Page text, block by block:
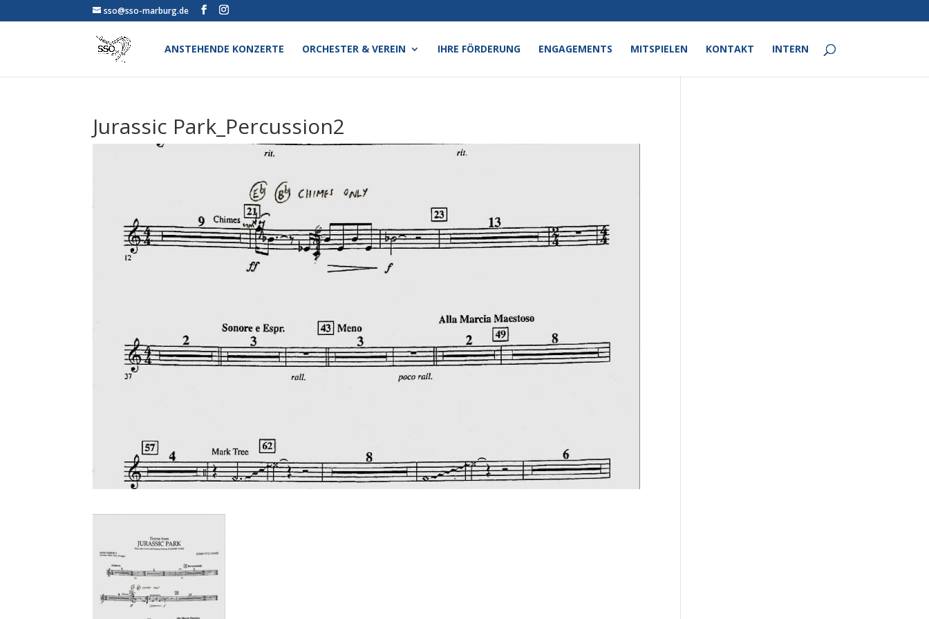
sso@sso-marburg.de
ANSTEHENDE KONZERTE ORCHESTER & VEREIN IHRE FÖRDERUNG ENGAGEMENTS MITSPIELEN KONTAKT INTERN
Jurassic Park_Percussion2